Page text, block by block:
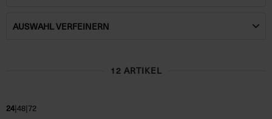
AUSWAHL VERFEINERN
12 ARTIKEL
24|48|72